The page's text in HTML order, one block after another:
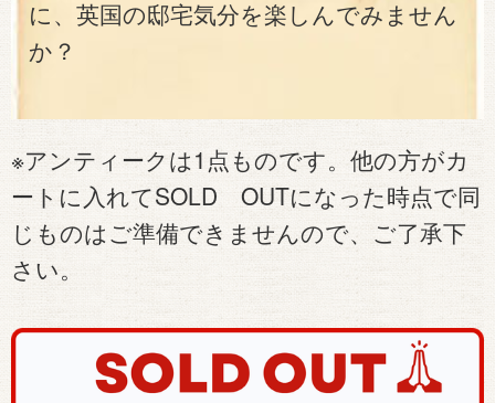
に、英国の邸宅気分を楽しんでみません
か？
※アンティークは1点ものです。他の方がカ
ートに入れてSOLD OUTになった時点で同
じものはご準備できませんので、ご了承下
さい。